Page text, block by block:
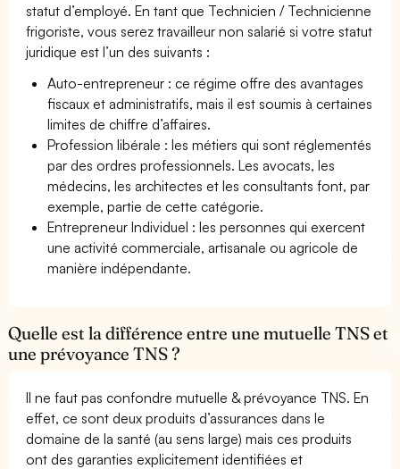
statut d’employé. En tant que Technicien / Technicienne
frigoriste, vous serez travailleur non salarié si votre statut
juridique est l’un des suivants :
Auto-entrepreneur : ce régime offre des avantages
fiscaux et administratifs, mais il est soumis à certaines
limites de chiffre d’affaires.
Profession libérale : les métiers qui sont réglementés
par des ordres professionnels. Les avocats, les
médecins, les architectes et les consultants font, par
exemple, partie de cette catégorie.
Entrepreneur Individuel : les personnes qui exercent
une activité commerciale, artisanale ou agricole de
manière indépendante.
Quelle est la différence entre une mutuelle TNS et
une prévoyance TNS ?
Il ne faut pas confondre mutuelle & prévoyance TNS. En
effet, ce sont deux produits d’assurances dans le
domaine de la santé (au sens large) mais ces produits
ont des garanties explicitement identifiées et